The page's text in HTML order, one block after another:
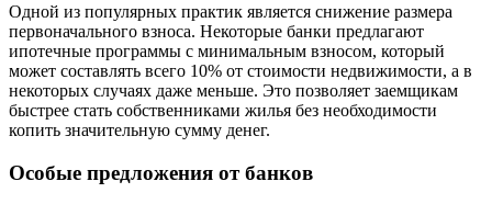
Одной из популярных практик является снижение размера
первоначального взноса. Некоторые банки предлагают
ипотечные программы с минимальным взносом, который
может составлять всего 10% от стоимости недвижимости, а в
некоторых случаях даже меньше. Это позволяет заемщикам
быстрее стать собственниками жилья без необходимости
копить значительную сумму денег.
Особые предложения от банков